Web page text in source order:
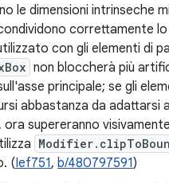
le dimensioni intrinseche
correttamente
con gli elementi di
non bloccherà più
principale; se gli
abbastanza da adattarsi
supereranno
(Ief751, b/480797591)